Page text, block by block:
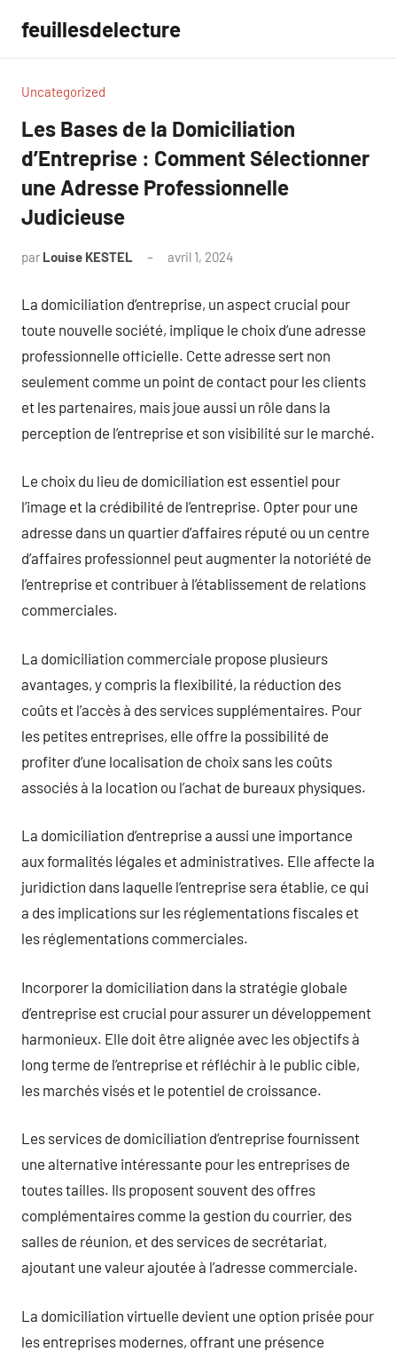
contenu
feuillesdelecture
Uncategorized
Les Bases de la Domiciliation
d’Entreprise : Comment Sélectionner
une Adresse Professionnelle
Judicieuse
par Louise KESTEL avril 1, 2024
La domiciliation d’entreprise, un aspect crucial pour
toute nouvelle société, implique le choix d’une adresse
professionnelle officielle. Cette adresse sert non
seulement comme un point de contact pour les clients
et les partenaires, mais joue aussi un rôle dans la
perception de l’entreprise et son visibilité sur le marché.
Le choix du lieu de domiciliation est essentiel pour
l’image et la crédibilité de l’entreprise. Opter pour une
adresse dans un quartier d’affaires réputé ou un centre
d’affaires professionnel peut augmenter la notoriété de
l’entreprise et contribuer à l’établissement de relations
commerciales.
La domiciliation commerciale propose plusieurs
avantages, y compris la flexibilité, la réduction des
coûts et l’accès à des services supplémentaires. Pour
les petites entreprises, elle offre la possibilité de
profiter d’une localisation de choix sans les coûts
associés à la location ou l’achat de bureaux physiques.
La domiciliation d’entreprise a aussi une importance
aux formalités légales et administratives. Elle affecte la
juridiction dans laquelle l’entreprise sera établie, ce qui
a des implications sur les réglementations fiscales et
les réglementations commerciales.
Incorporer la domiciliation dans la stratégie globale
d’entreprise est crucial pour assurer un développement
harmonieux. Elle doit être alignée avec les objectifs à
long terme de l’entreprise et réfléchir à le public cible,
les marchés visés et le potentiel de croissance.
Les services de domiciliation d’entreprise fournissent
une alternative intéressante pour les entreprises de
toutes tailles. Ils proposent souvent des offres
complémentaires comme la gestion du courrier, des
salles de réunion, et des services de secrétariat,
ajoutant une valeur ajoutée à l’adresse commerciale.
La domiciliation virtuelle devient une option prisée pour
les entreprises modernes, offrant une présence